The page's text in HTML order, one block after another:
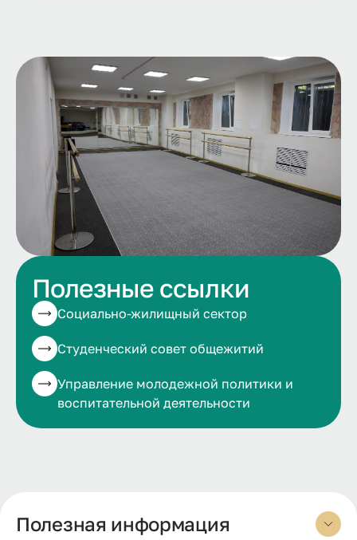
Полезные ссылки
Социально-жилищный сектор
Студенческий совет общежитий
Управление молодежной политики и
воспитательной деятельности
Полезная информация